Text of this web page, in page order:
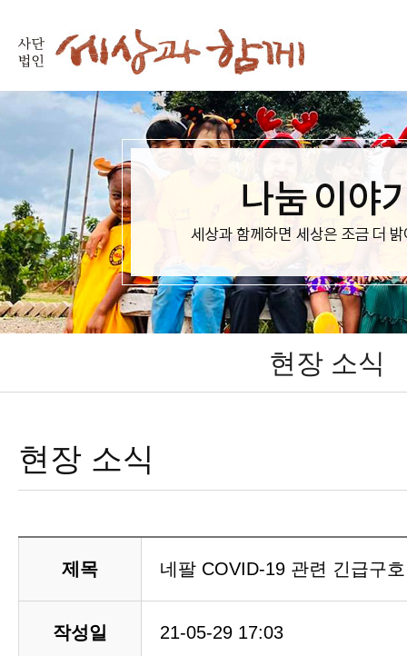
현장 소식
현장 소식
제목 네팔 COVID-19 관련 긴급구
작성일 21-05-29 17:03